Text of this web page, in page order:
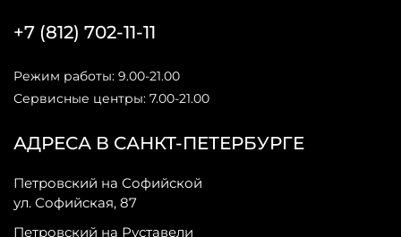
АДРЕСА В САНКТ-ПЕТЕРБУРГЕ
Петровский на Софийской
ул. Софийская, 87
Петровский на Руставели
+7 (812) 702-11-11
Режим работы: 9.00-21.00
Сервисные центры: 7.00-21.00